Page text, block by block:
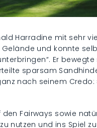
Harradine mit sehr
und konnte
Er
sparsam
nach seinem Credo:
Fairways sowie
nutzen und ins Spiel